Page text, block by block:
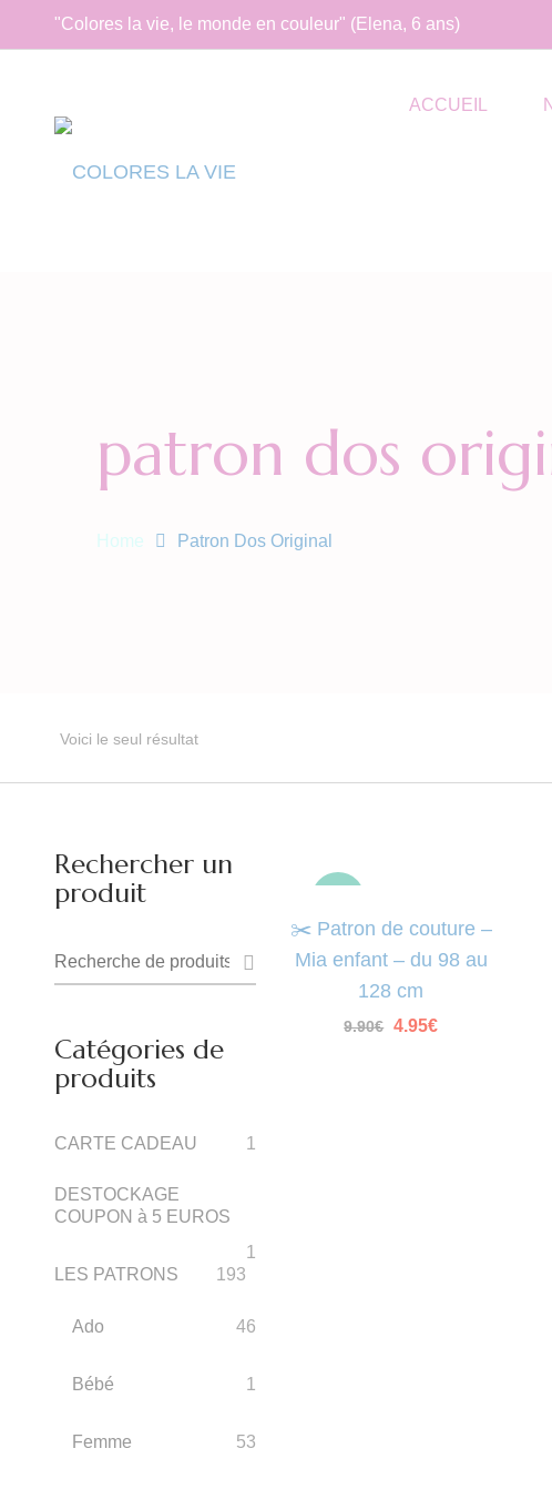
"Colores la vie, le monde en couleur" (Elena, 6 ans)
ACCUEIL
patron dos
Home Patron Dos Original
Voici le seul résultat
✂️ Patron de couture –
Mia enfant – du 98 au
128 cm
9.90€ Le
4.95€Le
Rechercher un
produit
Recherche
Catégories de
produits
CARTE CADEAU 1
DESTOCKAGE
COUPON à 5 EUROS
1
LES PATRONS
193
Ado 46
Bébé 1
Femme 53